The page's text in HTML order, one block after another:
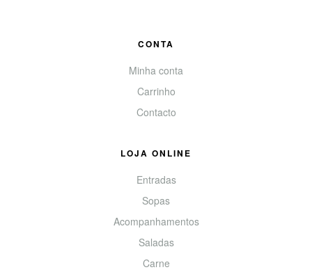
CONTA
Minha conta
Carrinho
Contacto
LOJA ONLINE
Entradas
Sopas
Acompanhamentos
Saladas
Carne